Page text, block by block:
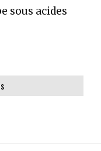
sous acides